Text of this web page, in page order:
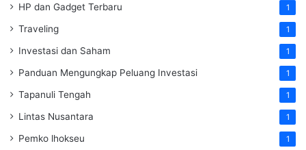
HP dan Gadget Terbaru 1
Traveling 1
Investasi dan Saham 1
Panduan Mengungkap Peluang Investasi 1
Tapanuli Tengah 1
Lintas Nusantara 1
Pemko lhokseu 1